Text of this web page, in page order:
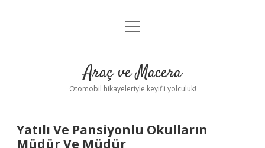
Anasayfa
Yasal Uyarı
menüyü
Araç ve Macera
Otomobil hikayeleriyle keyifli yolculuk!
Yatılı Ve Pansiyonlu Okulların
Müdür Ve Müdür